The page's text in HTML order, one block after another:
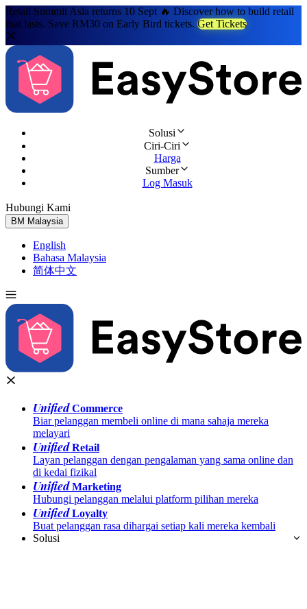
Retail Summit Asia returns 10 Sept 🔥 Discover how to build retail
that lasts. Save RM30 on Early Bird tickets. Get Tickets
Solusi
Ciri-Ciri
Harga
Sumber
Log Masuk
Hubungi Kami
BM Malaysia
English
Bahasa Malaysia
简体中文
UnifiedCommerce
Biar pelanggan membeli online di mana sahaja mereka
melayari
UnifiedRetail
Layan pelanggan dengan pengalaman yang sama online dan
di kedai fizikal
UnifiedMarketing
Hubungi pelanggan melalui platform pilihan mereka
UnifiedLoyalty
Buat pelanggan rasa dihargai setiap kali mereka kembali
Solusi